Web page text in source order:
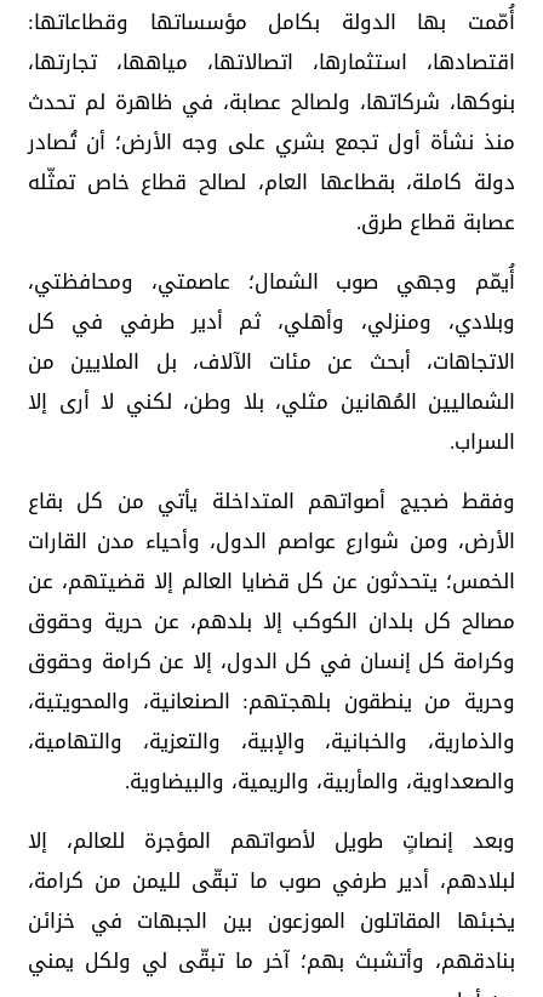
أُمّمت بها الدولة بكامل مؤسساتها وقطاعاتها:
اقتصادها، استثمارها، اتصالاتها، مياهها، تجارتها،
بنوكها، شركاتها، ولصالح عصابة، في ظاهرة لم تحدث
منذ نشأة أول تجمع بشري على وجه الأرض؛ أن تُصادر
دولة كاملة، بقطاعها العام، لصالح قطاع خاص تمثّله
عصابة قطاع طرق.
أُيمّم وجهي صوب الشمال؛ عاصمتي، ومحافظتي،
وبلادي، ومنزلي، وأهلي، ثم أدير طرفي في كل
الاتجاهات، أبحث عن مئات الآلاف، بل الملايين من
الشماليين المُهانين مثلي، بلا وطن، لكني لا أرى إلا
السراب.
وفقط ضجيج أصواتهم المتداخلة يأتي من كل بقاع
الأرض، ومن شوارع عواصم الدول، وأحياء مدن القارات
الخمس؛ يتحدثون عن كل قضايا العالم إلا قضيتهم، عن
مصالح كل بلدان الكوكب إلا بلدهم، عن حرية وحقوق
وكرامة كل إنسان في كل الدول، إلا عن كرامة وحقوق
وحرية من ينطقون بلهجتهم: الصنعانية، والمحويتية،
والذمارية، والخبانية، والإبية، والتعزية، والتهامية،
والصعداوية، والمأربية، والريمية، والبيضاوية.
وبعد إنصاتٍ طويل لأصواتهم المؤجرة للعالم، إلا
لبلادهم، أدير طرفي صوب ما تبقّى لليمن من كرامة،
يخبئها المقاتلون الموزعون بين الجبهات في خزائن
بنادقهم، وأتشبث بهم؛ آخر ما تبقّى لي ولكل يمني